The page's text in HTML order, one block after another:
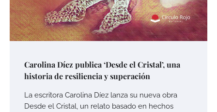
Carolina Díez publica ‘Desde el Cristal’, una
historia de resiliencia y superación
La escritora Carolina Díez lanza su nueva obra
Desde el Cristal, un relato basado en hechos